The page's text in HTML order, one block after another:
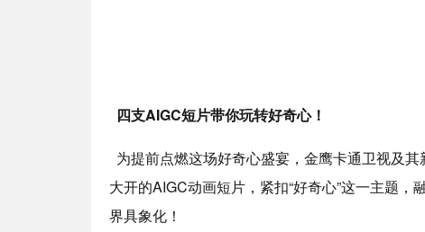
四支AIGC短片带你玩转好奇心！
为提前点燃这场好奇心盛宴，金鹰卡通卫视及
大开的AIGC动画短片，紧扣“好奇心”这一主题
界具象化！